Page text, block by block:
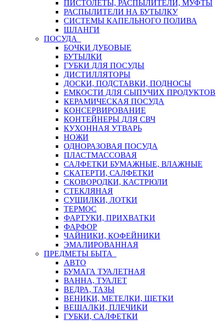
ПИСТОЛЕТЫ, РАСПЫЛИТЕЛИ, МУФТЫ
РАСПЫЛИТЕЛИ НА БУТЫЛКУ
СИСТЕМЫ КАПЕЛЬНОГО ПОЛИВА
ШЛАНГИ
ПОСУДА
БОЧКИ ДУБОВЫЕ
БУТЫЛКИ
ГУБКИ ДЛЯ ПОСУДЫ
ДИСТИЛЛЯТОРЫ
ДОСКИ, ПОДСТАВКИ, ПОДНОСЫ
ЕМКОСТИ ДЛЯ СЫПУЧИХ ПРОДУКТОВ
КЕРАМИЧЕСКАЯ ПОСУДА
КОНСЕРВИРОВАНИЕ
КОНТЕЙНЕРЫ ДЛЯ СВЧ
КУХОННАЯ УТВАРЬ
НОЖИ
ОДНОРАЗОВАЯ ПОСУДА
ПЛАСТМАССОВАЯ
САЛФЕТКИ БУМАЖНЫЕ, ВЛАЖНЫЕ
СКАТЕРТИ, САЛФЕТКИ
СКОВОРОДКИ, КАСТРЮЛИ
СТЕКЛЯНАЯ
СУШИЛКИ, ЛОТКИ
ТЕРМОС
ФАРТУКИ, ПРИХВАТКИ
ФАРФОР
ЧАЙНИКИ, КОФЕЙНИКИ
ЭМАЛИРОВАННАЯ
ПРЕДМЕТЫ БЫТА
АВТО
БУМАГА ТУАЛЕТНАЯ
ВАННА, ТУАЛЕТ
ВЕДРА, ТАЗЫ
ВЕНИКИ, МЕТЕЛКИ, ЩЕТКИ
ВЕШАЛКИ, ПЛЕЧИКИ
ГУБКИ, САЛФЕТКИ